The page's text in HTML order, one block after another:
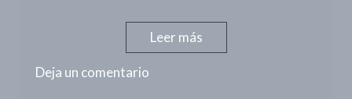
Leer más
Deja un comentario